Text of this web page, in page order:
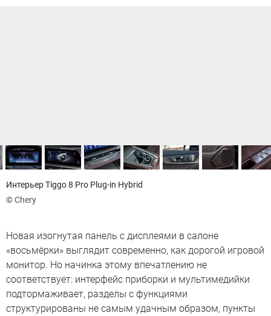
Интерьер Tiggo 8 Pro Plug-in Hybrid
© Chery
Новая изогнутая панель с дисплеями в салоне
«восьмёрки» выглядит современно, как дорогой игровой
монитор. Но начинка этому впечатлению не
соответствует: интерфейс приборки и мультимедийки
подтормаживает, разделы с функциями
структурированы не самым удачным образом, пункты